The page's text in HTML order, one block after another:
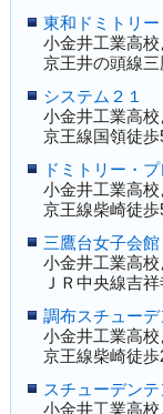
東和ドミトリー
小金井工業高
京王井の頭線
システム２１
小金井工業高
京王線国領徒歩
ドミトリー・
小金井工業高
京王線柴崎徒歩
三鷹台女子会館
小金井工業高
ＪＲ中央線吉
調布スチュー
小金井工業高
京王線柴崎徒歩
スチューデン
小金井工業高